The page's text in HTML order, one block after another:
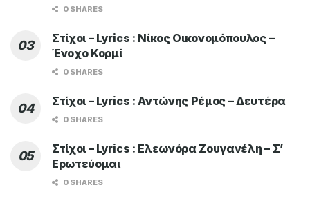
0 SHARES
Στίχοι – Lyrics : Νίκος Οικονομόπουλος –
Ένοχο Κορμί
0 SHARES
Στίχοι – Lyrics : Αντώνης Ρέμος – Δευτέρα
0 SHARES
Στίχοι – Lyrics : Ελεωνόρα Ζουγανέλη – Σ’
Ερωτεύομαι
0 SHARES